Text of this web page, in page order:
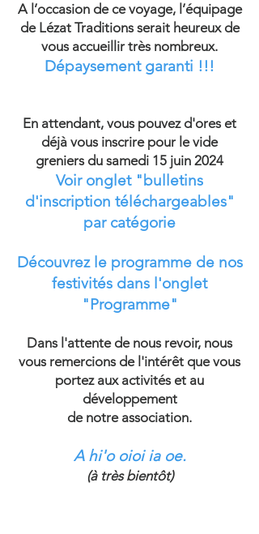
A l’occasion de ce voyage, l’équipage
de Lézat Traditions serait heureux de
vous accueillir très nombreux.
Dépaysement garanti !!!
En attendant, vous pouvez d'ores et
déjà vous inscrire pour le vide
greniers du samedi 15 juin 2024
Voir onglet "bulletins
d'inscription téléchargeables"
par catégorie
Découvrez le programme de nos
festivités dans l'onglet
"Programme"
Dans l'attente de nous revoir, nous
vous remercions de l'intérêt que vous
portez aux activités et au
développement
de notre association.
A hi'o oioi ia oe.
(à très bientôt)